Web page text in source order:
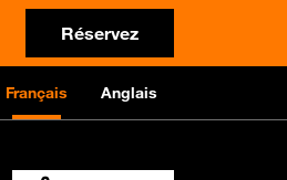
Réservez
Français Anglais